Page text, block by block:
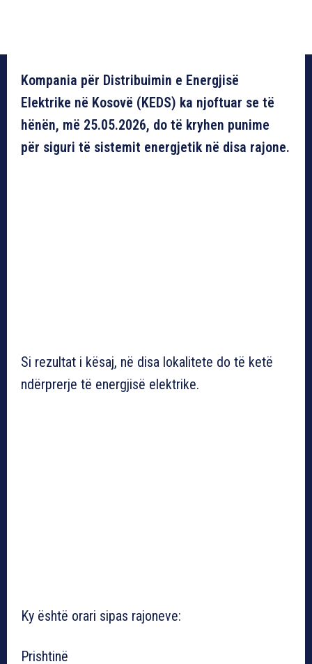
Kompania për Distribuimin e Energjisë
Elektrike në Kosovë (KEDS) ka njoftuar se të
hënën, më 25.05.2026, do të kryhen punime
për siguri të sistemit energjetik në disa rajone.
Si rezultat i kësaj, në disa lokalitete do të ketë
ndërprerje të energjisë elektrike.
Ky është orari sipas rajoneve:
Prishtinë